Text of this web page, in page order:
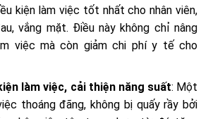
kiện làm việc tốt nhất cho nhân viên,
vắng mặt. Điều này không chỉ nâng
việc mà còn giảm chi phí y tế cho
làm việc, cải thiện năng suất: Một
thoáng đãng, không bị quấy rầy bởi